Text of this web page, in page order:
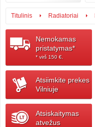
Titulinis Radiatoriai
Nemokamas
pristatymas*
* virš 150 ‎€.
Atsiimkite prekes
Vilniuje
Atsiskaitymas
atvežus